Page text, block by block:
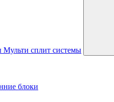
Мульти сплит системы
блоки